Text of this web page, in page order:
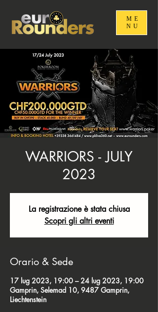
ME
NU
WARRIORS - JULY
2023
La registrazione è stata chiusa
Scopri gli altri eventi
Orario & Sede
17 lug 2023, 19:00 – 24 lug 2023, 19:00
Gamprin, Selemad 10, 9487 Gamprin,
Liechtenstein